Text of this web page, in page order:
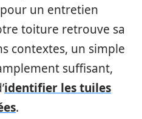
un entretien
toiture retrouve sa
contextes, un simple
suffisant,
identifier les tuiles
.